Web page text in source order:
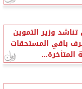
تناشد وزير التموين
باقي المستحقات
المتأخرة...